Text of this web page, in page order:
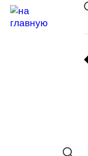
Оправа St.
в наличии
товара в
необходимо
Сравнить